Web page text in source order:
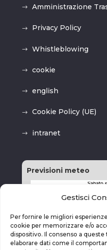
Gestisci
Per fornire le migliori
cookie per memorizzare e/o
dispositivo. Il consenso a
elaborare dati come il
Amministrazione
Privacy Policy
Whistleblowing
cookie
english
Cookie Policy (UE)
intranet
Previsioni meteo